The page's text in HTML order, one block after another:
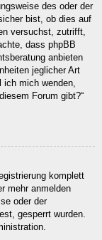
des oder der
bist, ob dies auf
versuchst, zutrifft,
dass phpBB
anbieten
jeglicher Art
ich mich wenden,
Forum gibt?“
komplett
mehr anmelden
oder der
gesperrt wurden.